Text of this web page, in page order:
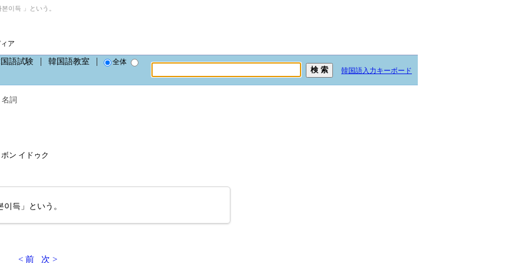
이득 」という。
ア
語試験 韓国語教室
全体
韓国語入力キーボード
名詞
ン イドゥク
득」という。
< 前 次 >